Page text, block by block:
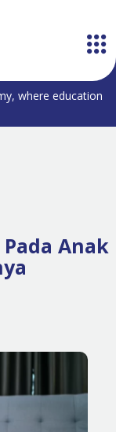
where education
Anak